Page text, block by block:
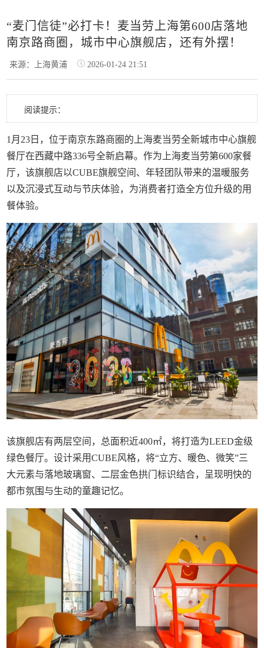
“麦门信徒”必打卡！麦当劳上海第600店落地
南京路商圈，城市中心旗舰店，还有外摆！
来源：上海黄浦 2026-01-24 21:51
阅读提示：
1月23日，位于南京东路商圈的上海麦当劳全新城市中心旗舰
餐厅在西藏中路336号全新启幕。作为上海麦当劳第600家餐
厅，该旗舰店以CUBE旗舰空间、年轻团队带来的温暖服务
以及沉浸式互动与节庆体验，为消费者打造全方位升级的用
餐体验。
该旗舰店有两层空间，总面积近400㎡，将打造为LEED金级
绿色餐厅。设计采用CUBE风格，将“立方、暖色、微笑”三
大元素与落地玻璃窗、二层金色拱门标识结合，呈现明快的
都市氛围与生动的童趣记忆。